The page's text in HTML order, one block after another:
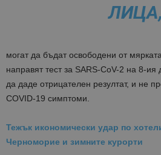
ЛИЦА,
могат да бъдат освободени от
направят тест за SARS-CoV-2 на 8-ия
да даде отрицателен резултат, и не
COVID-19 симптоми.
Тежък икономически удар по
Черноморие и зимните курорти